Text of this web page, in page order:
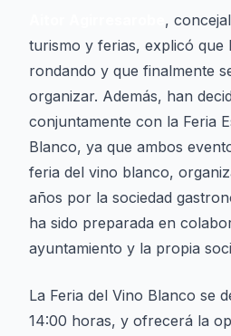
,
turismo y ferias, explicó que
rondando y que finalmente
organizar. Además, han
conjuntamente con la Feria
Blanco, ya que ambos
feria del vino blanco,
años por la sociedad
ha sido preparada en
ayuntamiento y la propia
La Feria del Vino Blanco se
14:00 horas, y ofrecerá la